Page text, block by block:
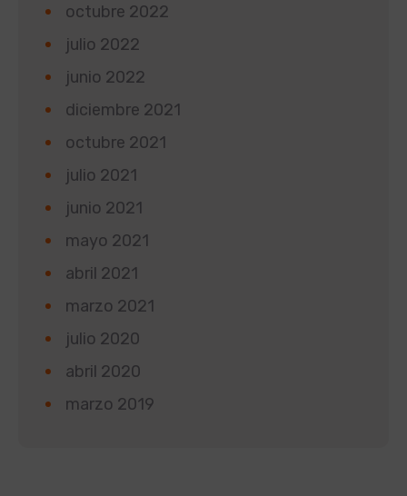
octubre 2022
julio 2022
junio 2022
diciembre 2021
octubre 2021
julio 2021
junio 2021
mayo 2021
abril 2021
marzo 2021
julio 2020
abril 2020
marzo 2019